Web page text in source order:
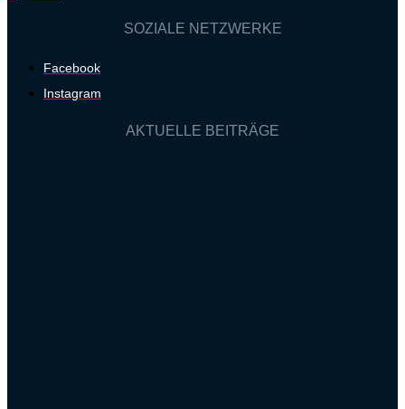
SOZIALE NETZWERKE
Facebook
Instagram
AKTUELLE BEITRÄGE